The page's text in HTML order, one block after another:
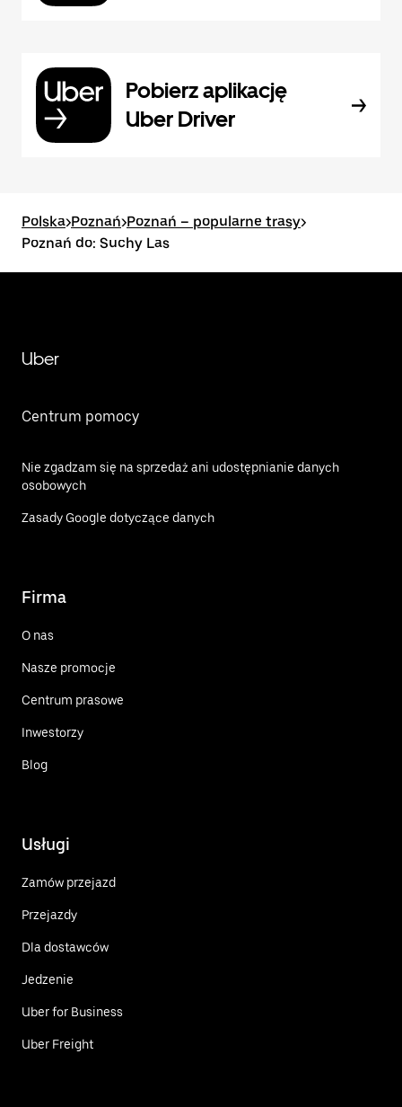
Pobierz aplikację
Uber Driver
Polska>Poznań>Poznań – popularne trasy>
Poznań do: Suchy Las
Uber
Centrum pomocy
Nie zgadzam się na sprzedaż ani udostępnianie danych
osobowych
Zasady Google dotyczące danych
Firma
O nas
Nasze promocje
Centrum prasowe
Inwestorzy
Blog
Usługi
Zamów przejazd
Przejazdy
Dla dostawców
Jedzenie
Uber for Business
Uber Freight